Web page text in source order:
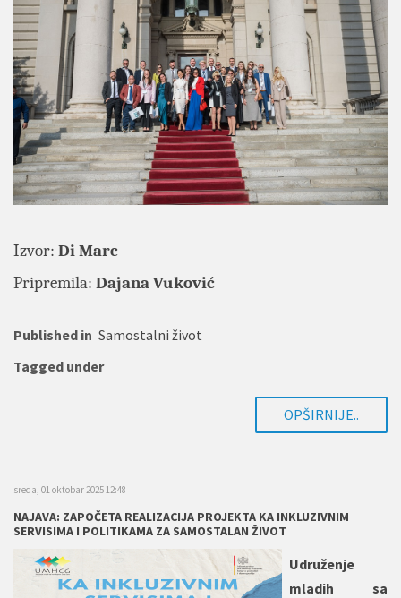
Izvor: Di Marc
Pripremila: Dajana Vuković
Published in Samostalni život
Tagged under
OPŠIRNIJE..
sreda, 01 oktobar 2025 12:48
NAJAVA: ZAPOČETA REALIZACIJA PROJEKTA KA INKLUZIVNIM
SERVISIMA I POLITIKAMA ZA SAMOSTALAN ŽIVOT
Udruženje
mladih sa